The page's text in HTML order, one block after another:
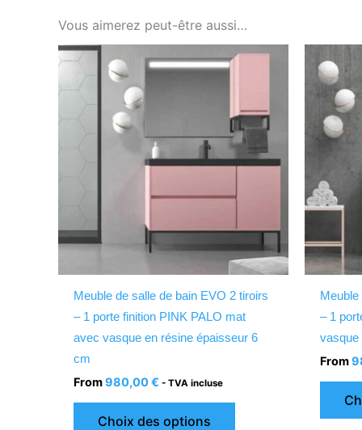
Vous aimerez peut-être aussi…
Meuble de salle de bain EVO 2 tiroirs
– 1 porte finition PINK PALO mat
avec vasque en résine épaisseur 6
cm
From980,00€ - TVA incluse
Choix des options
Ce
plusieurs
variations.
Les
peuvent
choisies
sur
– 1
vasque
From